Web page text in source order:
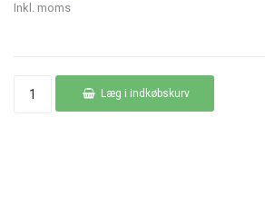
Inkl. moms
Læg i indkøbskurv